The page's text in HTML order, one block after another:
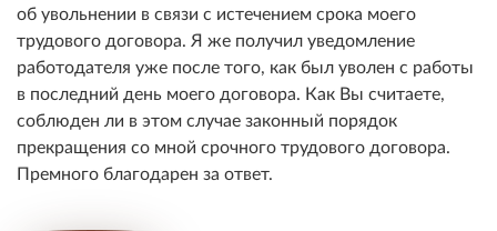
об увольнении в связи с истечением срока моего
трудового договора. Я же получил уведомление
работодателя уже после того, как был уволен с работы
в последний день моего договора. Как Вы считаете,
соблюден ли в этом случае законный порядок
прекращения со мной срочного трудового договора.
Премного благодарен за ответ.